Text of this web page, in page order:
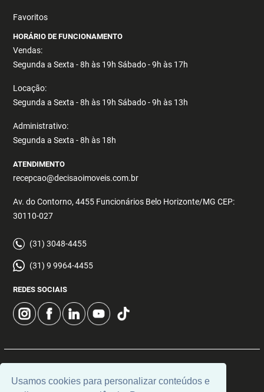
Usamos cookies para personalizar conteúdos e
Favoritos
HORÁRIO DE FUNCIONAMENTO
Vendas:
Segunda a Sexta - 8h às 19h Sábado - 9h às 17h
Locação:
Segunda a Sexta - 8h às 19h Sábado - 9h às 13h
Administrativo:
Segunda a Sexta - 8h às 18h
ATENDIMENTO
recepcao@decisaoimoveis.com.br
Av. do Contorno, 4455 Funcionários Belo Horizonte/MG CEP:
30110-027
(31) 3048-4455
(31) 9 9964-4455
REDES SOCIAIS
Universal Software.